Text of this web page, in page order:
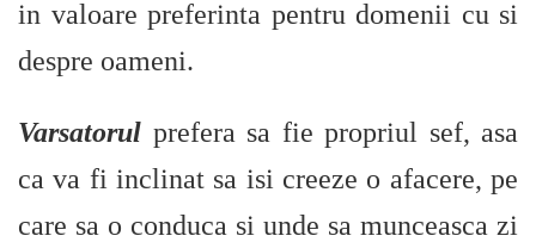
in valoare preferinta pentru domenii cu si
despre oameni.
Varsatorul prefera sa fie propriul sef, asa
ca va fi inclinat sa isi creeze o afacere, pe
care sa o conduca si unde sa munceasca zi